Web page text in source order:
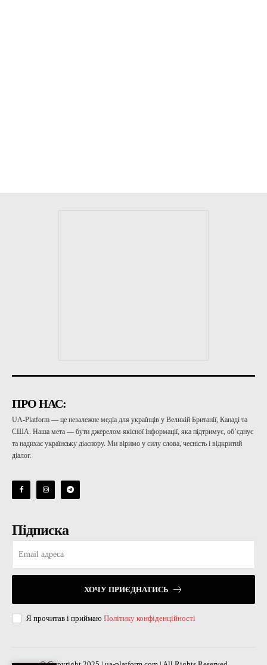
ПРО НАС:
UA-Platform — це незалежне медіа для українців у Великій Британії, Канаді та
США. Наша мета — бути джерелом якісної інформації, яка підтримує, об’єднує
та надихає українську діаспору. Ми віримо у силу слова, чесність і відкритий
діалог.
Підписка
ХОЧУ ПРИЄДНАТИСЬ
Я прочитав і приймаю Політику конфіденційності